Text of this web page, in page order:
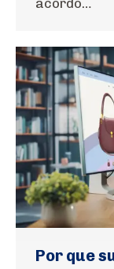
acordo…
Por que